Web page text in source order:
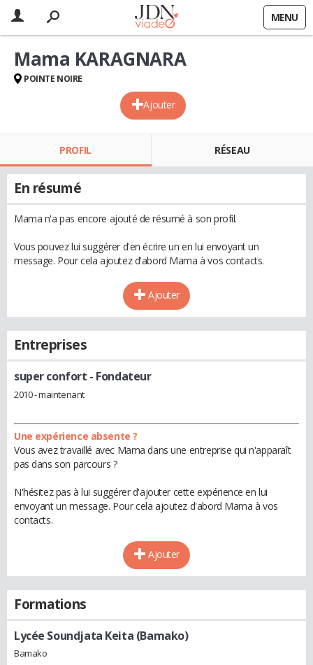
MENU
Ajouter
Mama KARAGNARA
POINTE NOIRE
PROFIL RÉSEAU
En résumé
Mama n'a pas encore ajouté de résumé à son profil.
Vous pouvez lui suggérer d'en écrire un en lui envoyant un
message. Pour cela ajoutez d'abord Mama à vos contacts.
Ajouter
Entreprises
super confort - Fondateur
2010 - maintenant
Une expérience absente ?
Vous avez travaillé avec Mama dans une entreprise qui n'apparaît
pas dans son parcours ?
N'hésitez pas à lui suggérer d'ajouter cette expérience en lui
envoyant un message. Pour cela ajoutez d'abord Mama à vos
contacts.
Ajouter
Formations
Lycée Soundjata Keita (Bamako)
Bamako